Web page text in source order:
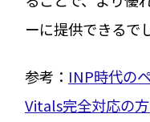
ーに提供できるで
参考： INP時代の
Vitals完全対応の